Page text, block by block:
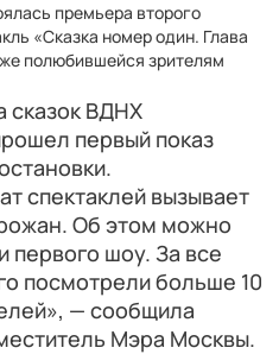
премьера второго
«Сказка номер один. Глава
полюбившейся зрителям
сказок ВДНХ
первый показ
спектаклей вызывает
Об этом можно
первого шоу. За все
посмотрели больше 10
— сообщила
Мэра Москвы.